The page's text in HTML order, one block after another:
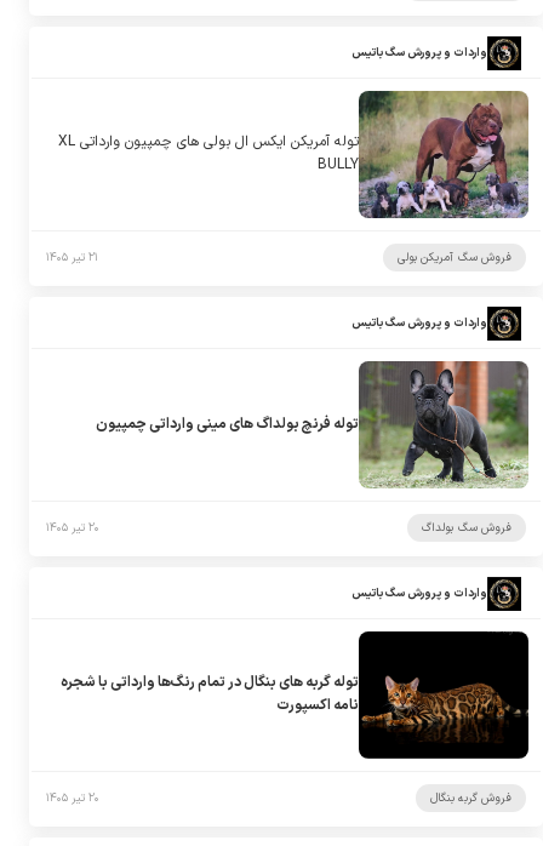
واردات و پرورش سگ باتیس
توله آمریکن ایکس ال بولی های چمپیون وارداتی XL
BULLY
فروش سگ آمریکن بولی ۲۱ تیر ۱۴۰۵
واردات و پرورش سگ باتیس
توله فرنچ بولداگ های مینی وارداتی چمپیون
فروش سگ بولداگ ۲۰ تیر ۱۴۰۵
واردات و پرورش سگ باتیس
توله گربه های بنگال در تمام رنگ‌ها وارداتی با شجره
نامه اکسپورت
فروش گربه بنگال ۲۰ تیر ۱۴۰۵